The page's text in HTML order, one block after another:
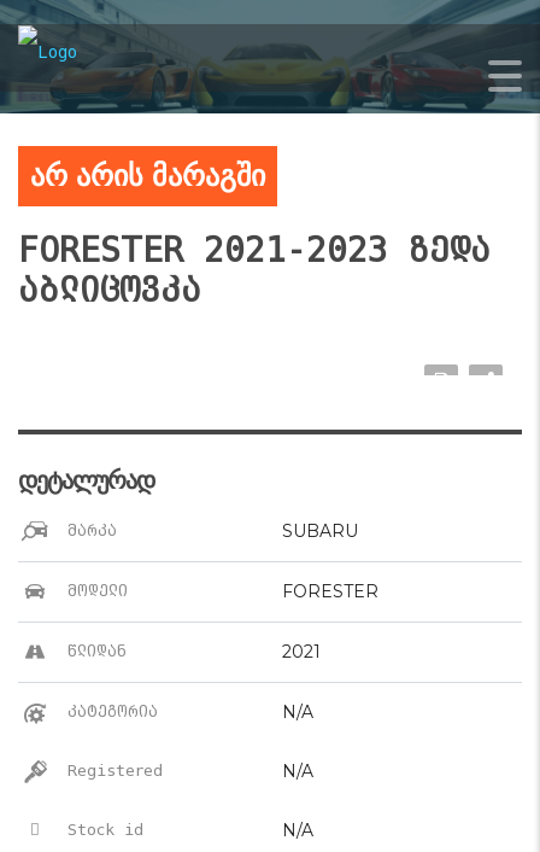
არ არის მარაგში
FORESTER 2021-2023 ზედა
აბლიცოვკა
დეტალურად
მარკა SUBARU
მოდელი FORESTER
წლიდან 2021
კატეგორია N/A
Registered N/A
Stock id N/A